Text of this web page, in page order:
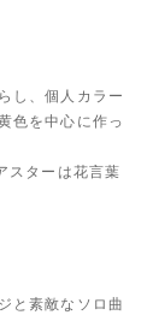
し、個人カラー
色を中心に作っ
スターは花言葉
と素敵なソロ曲